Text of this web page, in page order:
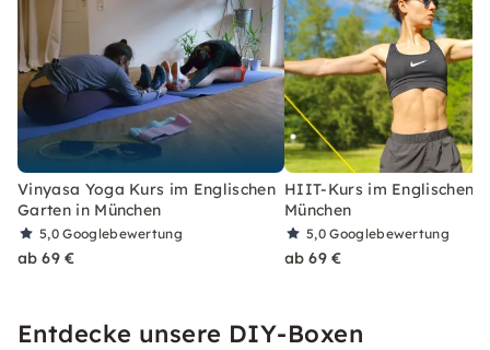
Vinyasa Yoga Kurs im Englischen
Garten in München
5,0Googlebewertung
ab 69 €
HIIT-Kurs im Englischen
München
5,0Googlebewertung
ab 69 €
Entdecke unsere DIY-Boxen